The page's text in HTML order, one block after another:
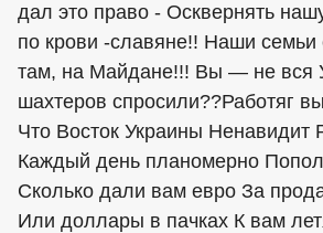
дал это право - Осквернять
по крови -славяне!! Наши
там, на Майдане!!! Вы — не вся
шахтеров спросили??Работяг
Что Восток Украины Ненавидит
Каждый день планомерно
Сколько дали вам евро За
Или доллары в пачках К вам